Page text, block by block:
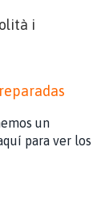
i
un
para ver los